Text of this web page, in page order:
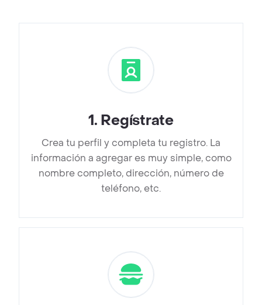
1. Regístrate
Crea tu perfil y completa tu registro. La
información a agregar es muy simple, como
nombre completo, dirección, número de
teléfono, etc.